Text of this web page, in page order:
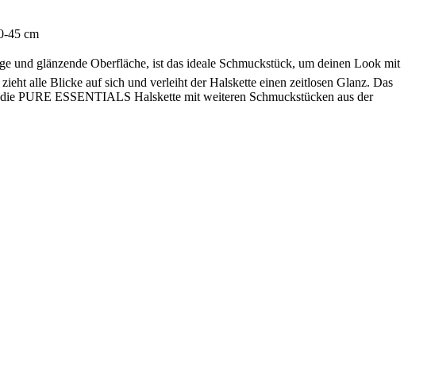
45 cm
und glänzende Oberfläche, ist das ideale Schmuckstück, um deinen Look mit
alle Blicke auf sich und verleiht der Halskette einen zeitlosen Glanz. Das
PURE ESSENTIALS Halskette mit weiteren Schmuckstücken aus der